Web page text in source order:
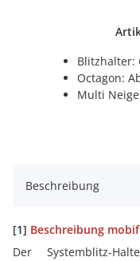
Blitzhalter:
Octagon:
Multi
Beschreibung
[1] Beschreibung
Der Systemblitz-